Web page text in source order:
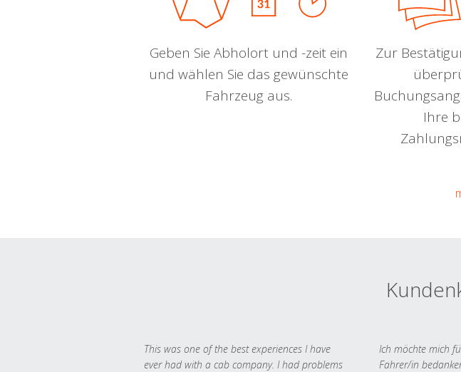
Geben Sie Abholort und -zeit ein
und wählen Sie das gewünschte
Fahrzeug aus.
Zur
Ihre
This was one of the best experiences I have
ever had with a cab company. I had problems
Ich möchte mich
Fahrer/in